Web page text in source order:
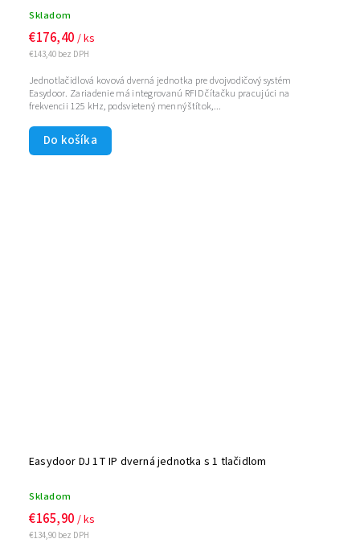
Skladom
€143,40 bez DPH
€176,40 / ks
Do košíka
Jednotlačidlová kovová dverná jednotka pre dvojvodičový systém
Easydoor. Zariadenie má integrovanú RFID čítačku pracujúci na
frekvencii 125 kHz, podsvietený menný štítok,...
Easydoor DJ 1T IP dverná jednotka s 1 tlačidlom
Skladom
€134,90 bez DPH
€165,90 / ks